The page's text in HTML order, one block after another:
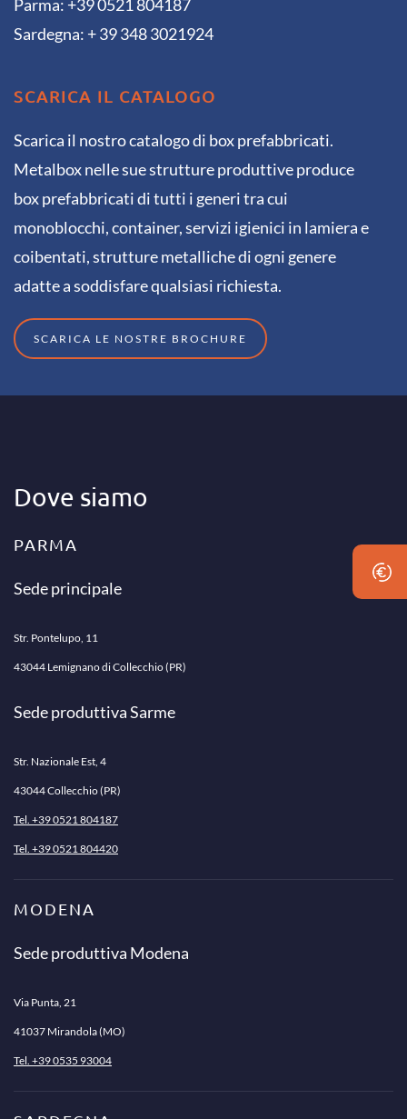
Parma: +39 0521 804187
Sardegna: + 39 348 3021924
SCARICA IL CATALOGO
Scarica il nostro catalogo di box prefabbricati.
Metalbox nelle sue strutture produttive produce
box prefabbricati di tutti i generi tra cui
monoblocchi, container, servizi igienici in lamiera e
coibentati, strutture metalliche di ogni genere
adatte a soddisfare qualsiasi richiesta.
SCARICA LE NOSTRE BROCHURE
Dove siamo
PARMA
Sede principale
Str. Pontelupo, 11
43044 Lemignano di Collecchio (PR)
Sede produttiva Sarme
Str. Nazionale Est, 4
43044 Collecchio (PR)
Tel. +39 0521 804187
Tel. +39 0521 804420
MODENA
Sede produttiva Modena
Via Punta, 21
41037 Mirandola (MO)
Tel. +39 0535 93004